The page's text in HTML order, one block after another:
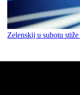
Zelenskij u subotu